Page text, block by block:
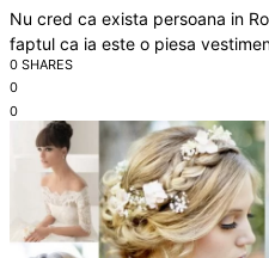
Nu cred ca exista persoana in
faptul ca ia este o piesa
0 SHARES
0
0